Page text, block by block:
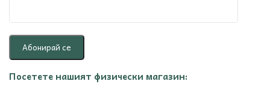
Посетете нашият физически магазин: